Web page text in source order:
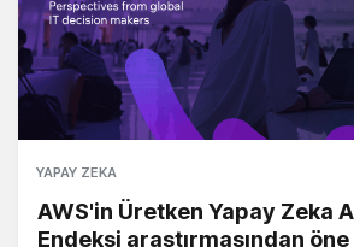
YAPAY ZEKA
AWS'in Üretken Yapay Zeka
Endeksi araştırmasından öne